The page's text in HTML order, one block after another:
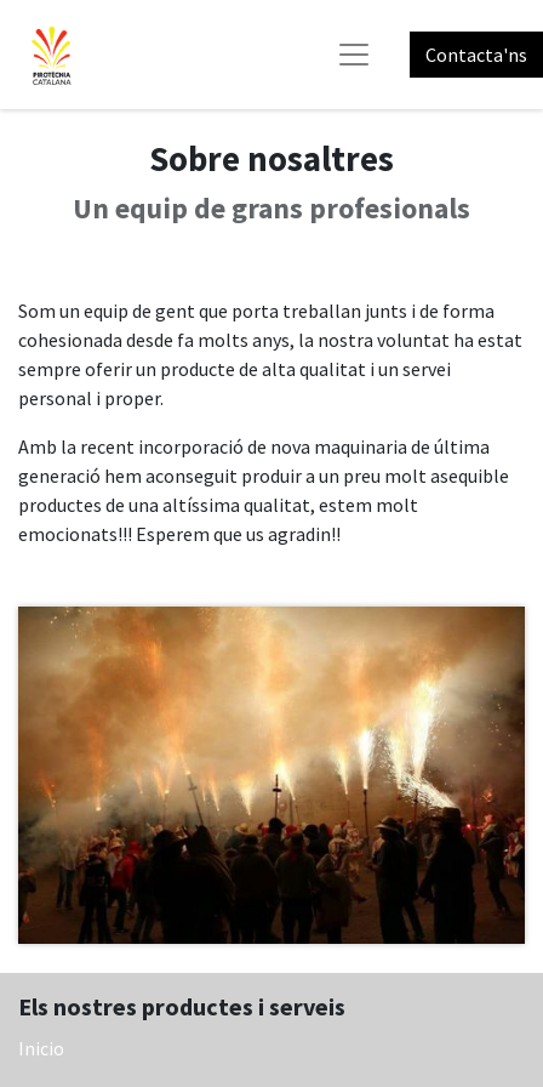
Contacta'ns
Sobre nosaltres
Un equip de grans profesionals
Som un equip de gent que porta treballan junts i de forma
cohesionada desde fa molts anys, la nostra voluntat ha estat
sempre oferir un producte de alta qualitat i un servei
personal i proper.
Amb la recent incorporació de nova maquinaria de última
generació hem aconseguit produir a un preu molt asequible
productes de una altíssima qualitat, estem molt
emocionats!!! Esperem que us agradin!!
Els nostres productes i serveis
Inicio